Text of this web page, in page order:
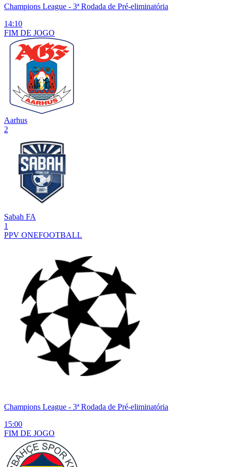
Champions League - 3ª Rodada de Pré-eliminatória
14:10
FIM DE JOGO
Aarhus
2
Sabah FA
1
PPV ONEFOOTBALL
Champions League - 3ª Rodada de Pré-eliminatória
15:00
FIM DE JOGO